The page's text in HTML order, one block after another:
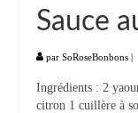
Sauce
par SoRoseBonbons |
Ingrédients : 2
citron 1 cuillère à